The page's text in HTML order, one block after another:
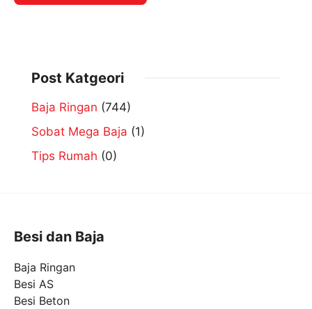
Post Katgeori
Baja Ringan (744)
Sobat Mega Baja (1)
Tips Rumah (0)
Besi dan Baja
Baja Ringan
Besi AS
Besi Beton